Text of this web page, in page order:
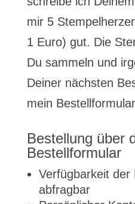
mir 5
1 Euro) gut. Die
Du sammeln und
Deiner nächsten
mein
Bestellung über
Bestellformular
Verfügbarkeit der
abfragbar